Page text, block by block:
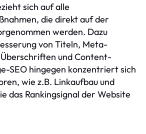
sich auf alle
die direkt auf der
werden. Dazu
von Titeln, Meta-
und Content-
SEO hingegen konzentriert sich
wie z.B. Linkaufbau und
das Rankingsignal der Website